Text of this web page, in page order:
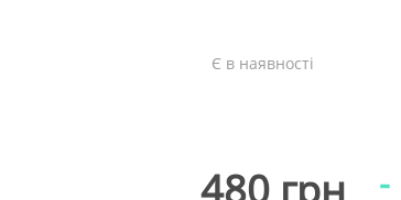
Є в наявності
480 грн -